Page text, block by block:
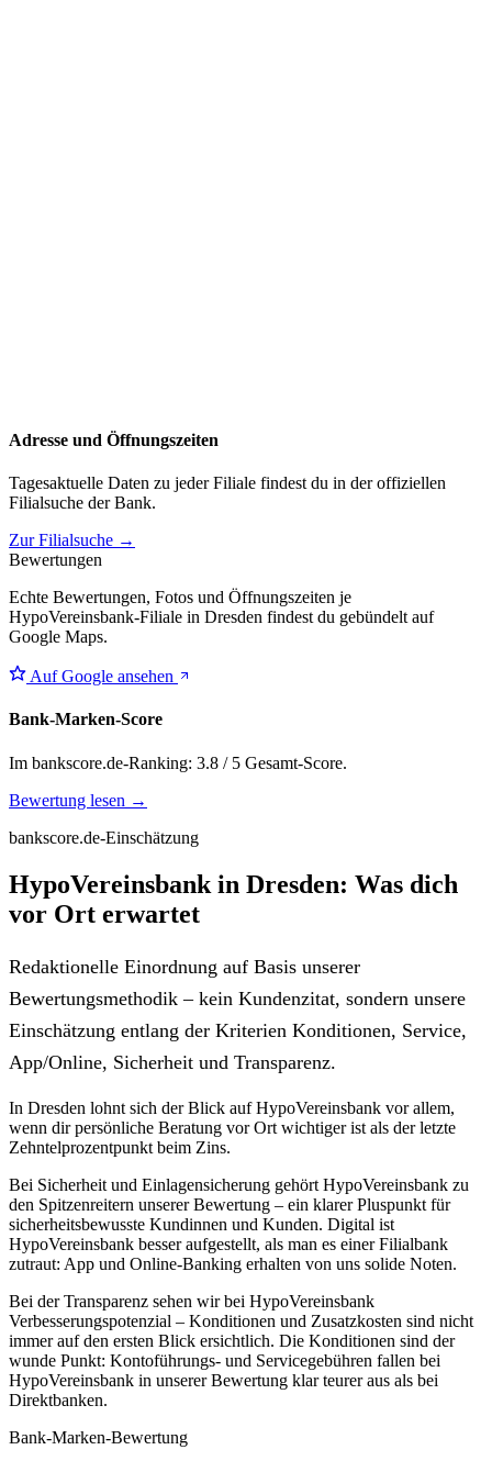
Adresse und Öffnungszeiten
Tagesaktuelle Daten zu jeder Filiale findest du in der offiziellen
Filialsuche der Bank.
Zur Filialsuche →
Bewertungen
Echte Bewertungen, Fotos und Öffnungszeiten je
HypoVereinsbank-Filiale in Dresden findest du gebündelt auf
Google Maps.
Auf Google ansehen
Bank-Marken-Score
Im bankscore.de-Ranking: 3.8 / 5 Gesamt-Score.
Bewertung lesen →
bankscore.de-Einschätzung
HypoVereinsbank in Dresden: Was dich
vor Ort erwartet
Redaktionelle Einordnung auf Basis unserer
Bewertungsmethodik – kein Kundenzitat, sondern unsere
Einschätzung entlang der Kriterien Konditionen, Service,
App/Online, Sicherheit und Transparenz.
In Dresden lohnt sich der Blick auf HypoVereinsbank vor allem,
wenn dir persönliche Beratung vor Ort wichtiger ist als der letzte
Zehntelprozentpunkt beim Zins.
Bei Sicherheit und Einlagensicherung gehört HypoVereinsbank zu
den Spitzenreitern unserer Bewertung – ein klarer Pluspunkt für
sicherheitsbewusste Kundinnen und Kunden. Digital ist
HypoVereinsbank besser aufgestellt, als man es einer Filialbank
zutraut: App und Online-Banking erhalten von uns solide Noten.
Bei der Transparenz sehen wir bei HypoVereinsbank
Verbesserungspotenzial – Konditionen und Zusatzkosten sind nicht
immer auf den ersten Blick ersichtlich. Die Konditionen sind der
wunde Punkt: Kontoführungs- und Servicegebühren fallen bei
HypoVereinsbank in unserer Bewertung klar teurer aus als bei
Direktbanken.
Bank-Marken-Bewertung